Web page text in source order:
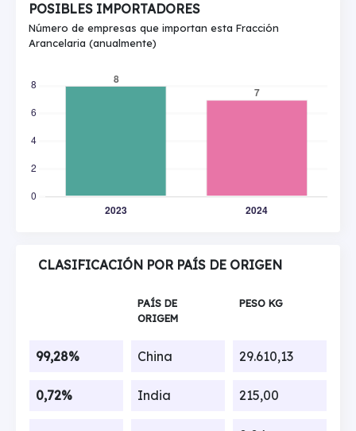
POSIBLES IMPORTADORES
Número de empresas que importan esta Fracción
Arancelaria (anualmente)
CLASIFICACIÓN POR PAÍS DE ORIGEN
PAÍS DE
ORIGEM
PESO KG
99,28% China 29.610,13
0,72% India 215,00